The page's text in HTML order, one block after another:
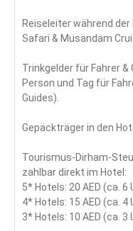
Reiseleiter während
Safari & Musandam
Trinkgelder für Fahrer &
Person und Tag für
Guides).
Gepäckträger in den
Tourismus-Dirham-
zahlbar direkt im Hotel:
5* Hotels: 20 AED (ca. 6
4* Hotels: 15 AED (ca. 4
3* Hotels: 10 AED (ca. 3